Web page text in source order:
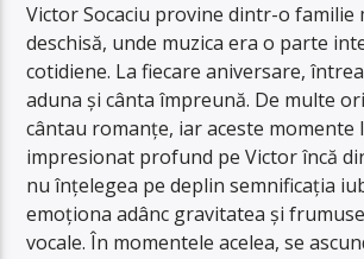
Victor Socaciu provine dintr-o familie
deschisă, unde muzica era o parte
cotidiene. La fiecare aniversare,
aduna și cânta împreună. De multe
cântau romanțe, iar aceste momente
impresionat profund pe Victor încă
nu înțelegea pe deplin semnificația
emoționa adânc gravitatea și
vocale. În momentele acelea, se